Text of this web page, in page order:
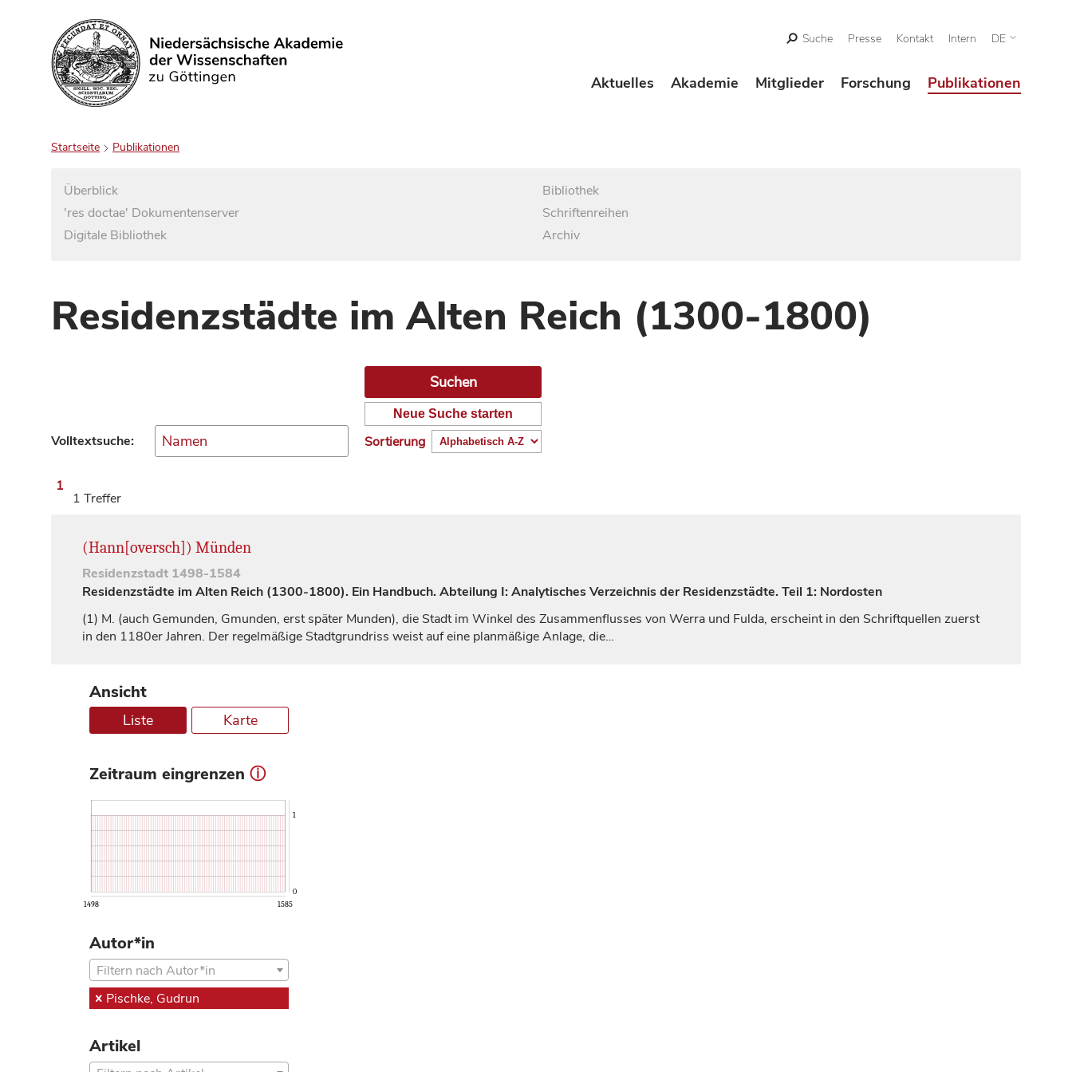
Suchen
Suche Presse Kontakt Intern DE
Aktuelles Akademie Mitglieder Forschung Publikationen
Startseite Publikationen
Überblick
'res doctae' Dokumentenserver
Digitale Bibliothek
Bibliothek
Schriftenreihen
Archiv
Residenzstädte im Alten Reich (1300-1800)
Volltextsuche:
Neue Suche starten
Sortierung
1
1 Treffer
(Hann[oversch]) Münden
Residenzstadt 1498-1584
Residenzstädte im Alten Reich (1300-1800). Ein Handbuch. Abteilung I: Analytisches Verzeichnis der Residenzstädte. Teil 1: Nordosten
(1) M. (auch Gemunden, Gmunden, erst später Munden), die Stadt im Winkel des Zusammenflusses von Werra und Fulda, erscheint in den Schriftquellen zuerst
in den 1180er Jahren. Der regelmäßige Stadtgrundriss weist auf eine planmäßige Anlage, die…
Ansicht
Liste Karte
Zeitraum eingrenzen ⓘ
1498 1585
0
1
Autor*in
Filtern nach Autor*in
Pischke, Gudrun
Artikel